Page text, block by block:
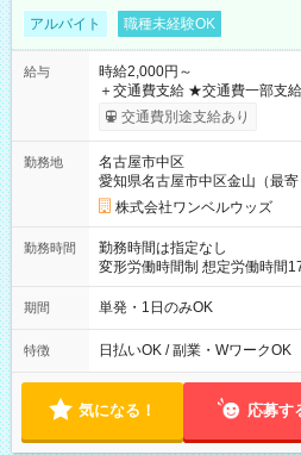
アルバイト 職種未経験OK
給与
時給2,000円～
＋交通費支給 ★交通費一部支給！ ┗1日500円を超えた分は全額
支給！ ※往復500円以内の方は自己
OK！（規定あり） ┗働いたそ
期間なし
交通費別途支給あり
勤務地
名古屋市中区
愛知県名古屋市中区金山（最寄
株式会社ワンベルウッズ
勤務時間
勤務時間は指定なし
変形労働時間制 想定労働時間170時間/月 ☆シフ
10/26 全日共通 08：00～12：
～9/19のみ下記シフトもあります
00
期間 単発・1日のみOK
特徴 日払いOK / 副業・WワークOK
気になる！ 応募す